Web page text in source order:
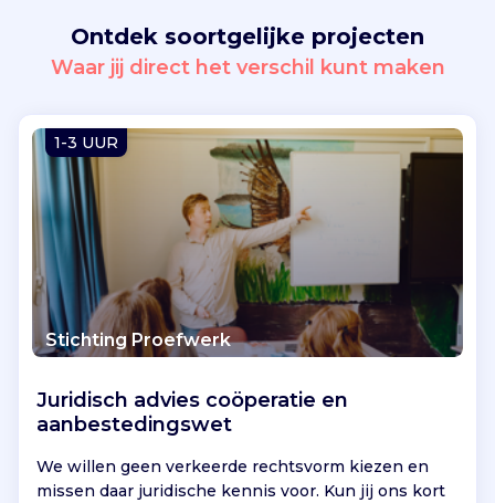
Vind jouw project
Inloggen
Ontdek soortgelijke projecten
Waar jij direct het verschil kunt maken
1-3 UUR
Stichting Proefwerk
Juridisch advies coöperatie en
aanbestedingswet
We willen geen verkeerde rechtsvorm kiezen en
missen daar juridische kennis voor. Kun jij ons kort